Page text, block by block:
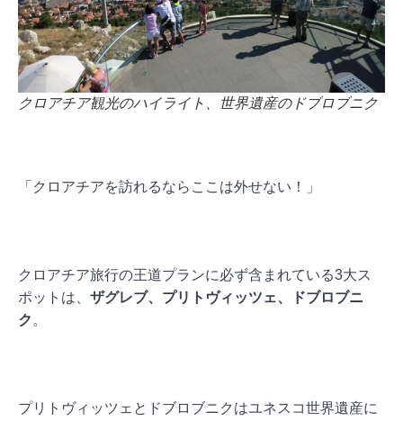
クロアチア観光のハイライト、世界遺産のドブロブニク
「クロアチアを訪れるならここは外せない！」
クロアチア旅行の王道プランに必ず含まれている3大ス
ポットは、 ザグレブ、プリトヴィッツェ、ドブロブニ
ク 。
プリトヴィッツェとドブロブニクはユネスコ世界遺産に